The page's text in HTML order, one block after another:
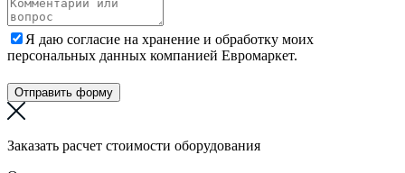
Я даю согласие на хранение и обработку моих
персональных данных компанией Евромаркет.
Отправить форму
Заказать расчет стоимости оборудования